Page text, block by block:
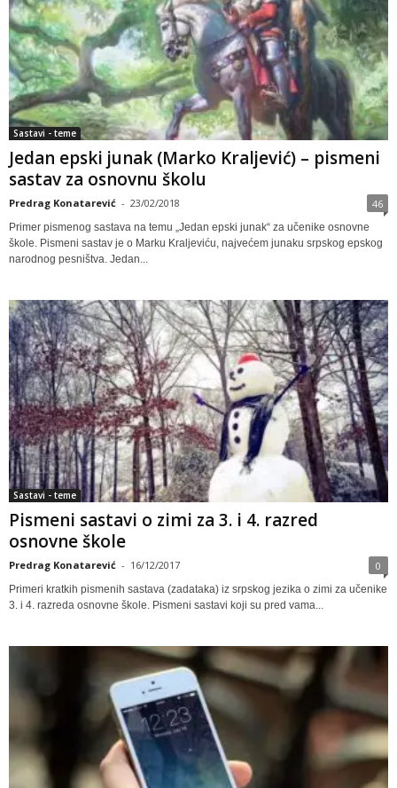
Sastavi - teme
Jedan epski junak (Marko Kraljević) – pismeni
sastav za osnovnu školu
Predrag Konatarević - 23/02/2018 46
Primer pismenog sastava na temu „Jedan epski junak“ za učenike osnovne
škole. Pismeni sastav je o Marku Kraljeviću, najvećem junaku srpskog epskog
narodnog pesništva. Jedan...
Sastavi - teme
Pismeni sastavi o zimi za 3. i 4. razred
osnovne škole
Predrag Konatarević - 16/12/2017 0
Primeri kratkih pismenih sastava (zadataka) iz srpskog jezika o zimi za učenike
3. i 4. razreda osnovne škole. Pismeni sastavi koji su pred vama...